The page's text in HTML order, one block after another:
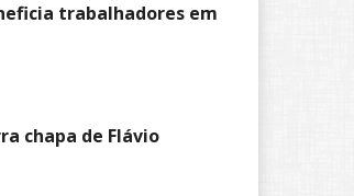
trabalhadores em
chapa de Flávio